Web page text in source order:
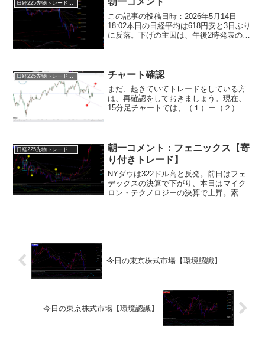
日経225先物トレード倶楽部
この記事の投稿日時：2026年5月14日
18:02本日の日経平均は618円安と3日ぶり
に反落。下げの主因は、午後2時発表のフ
など主...
日経225先物トレード倶楽部 チャート確認
まだ、起きていてトレードをしている方
は、再確認をしておきましょう。現在、
15分足チャートでは、（１）ー（２）の
朝一コメント：フェニックス【寄
り付きトレード】
NYダウは322ドル高と反発。前日はフェ
デックスの決算で下がり、本日はマイク
ロン・テクノロジーの決算で上昇。素早
今日の東京株式市場【環境認識】
今日の東京株式市場【環境認識】